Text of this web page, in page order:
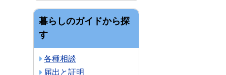
暮らしのガイドから探
す
各種相談
届出と証明